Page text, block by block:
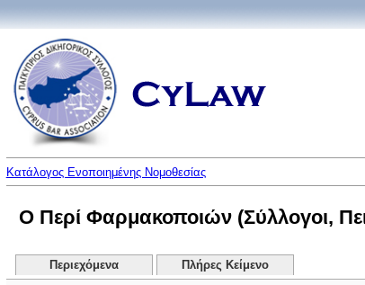
Κατάλογος Ενοποιημένης Νομοθεσίας
Ο Περί Φαρμακοποιών (Σύλλογοι,
Περιεχόμενα Πλήρες Κείμενο